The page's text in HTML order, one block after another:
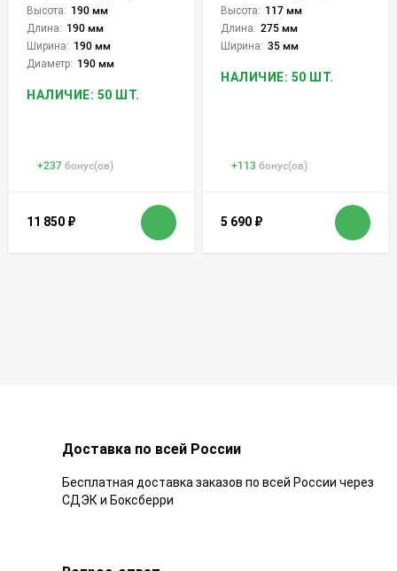
Высота: 190 мм
Длина: 190 мм
Ширина: 190 мм
Диаметр: 190 мм
НАЛИЧИЕ: 50 ШТ.
+237 бонус(ов)
11 850 ₽
Высота: 117 мм
Длина: 275 мм
Ширина: 35 мм
НАЛИЧИЕ: 50 ШТ.
+113 бонус(ов)
5 690 ₽
Доставка по всей России
Бесплатная доставка заказов по всей России через
СДЭК и Боксберри